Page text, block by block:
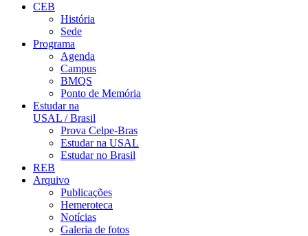
CEB
História
Sede
Programa
Agenda
Campus
BMQS
Ponto de Memória
Estudar na
USAL / Brasil
Prova Celpe-Bras
Estudar na USAL
Estudar no Brasil
REB
Arquivo
Publicações
Hemeroteca
Notícias
Galeria de fotos